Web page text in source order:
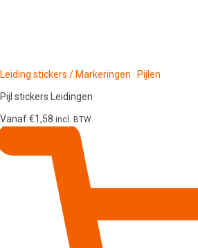
Leiding stickers / Markeringen · Pijlen
Pijl stickers Leidingen
Vanaf€1,58 incl. BTW